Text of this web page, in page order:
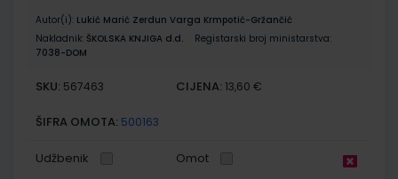
Autor(i): Lukić Marić Zerdun Varga Krmpotić-Gržančić
Nakladnik: ŠKOLSKA KNJIGA d.d.
Registarski broj ministarstva:
7038-DOM
SKU: 567463 CIJENA: 13,60 €
ŠIFRA OMOTA: 500163
Udžbenik Omot